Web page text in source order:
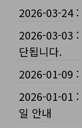
2026-03-24:
2026-03-03 :
단됩니다.
2026-01-09 :
2026-01-01 :
일 안내